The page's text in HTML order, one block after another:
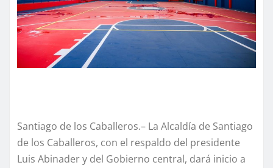
Santiago de los Caballeros.– La Alcaldía de Santiago
de los Caballeros, con el respaldo del presidente
Luis Abinader y del Gobierno central, dará inicio a